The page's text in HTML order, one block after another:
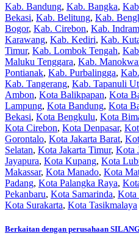
Kab. Bandung, Kab. Bangka,
Bekasi, Kab. Belitung, Kab.
Bogor, Kab. Cirebon, Kab.
Karawang, Kab. Kediri, Kab.
Timur, Kab. Lombok Tengah,
Maluku Tenggara, Kab.
Pontianak, Kab. Purbalingga,
Kab. Tangerang, Kab. Tapanuli
Ambon, Kota Balikpapan, Kota
Lampung, Kota Bandung, Kota
Bekasi, Kota Bengkulu, Kota
Kota Cirebon, Kota Denpasar,
Gorontalo, Kota Jakarta Barat,
Selatan, Kota Jakarta Timur, Kota
Jayapura, Kota Kupang, Kota
Makassar, Kota Manado, Kota
Padang, Kota Palangka Raya,
Pekanbaru, Kota Samarinda, Kota
Kota Surakarta, Kota Tasikmalaya
Berkaitan dengan perusahaan